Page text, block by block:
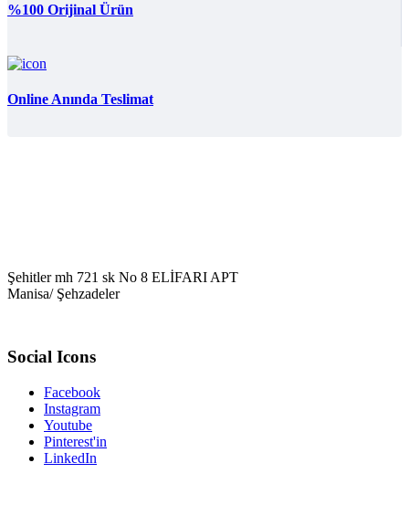
%100 Orijinal Ürün
Online Anında Teslimat
Şehitler mh 721 sk No 8 ELİFARI APT
Manisa/ Şehzadeler
Social Icons
Facebook
Instagram
Youtube
Pinterest'in
LinkedIn